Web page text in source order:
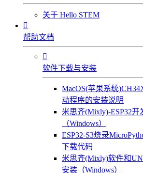
关于 Hello STEM

帮助文档

软件下载与安装
MacOS(苹果系统
动程序的安装说明
米思齐(Mixly)-ESP32
（Windows）
ESP32-S3烧录
下载代码
米思齐(Mixly)软件和
安装（Windows）